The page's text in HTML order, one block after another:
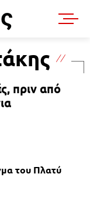
πριν από
του Πλατύ